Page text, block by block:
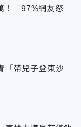
！ 97%網友怒
「帶兒子登東沙